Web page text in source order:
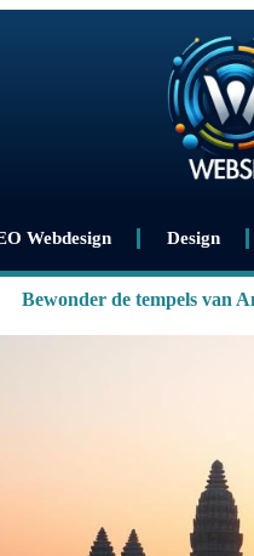
Webdesign Design
Bewonder de tempels van